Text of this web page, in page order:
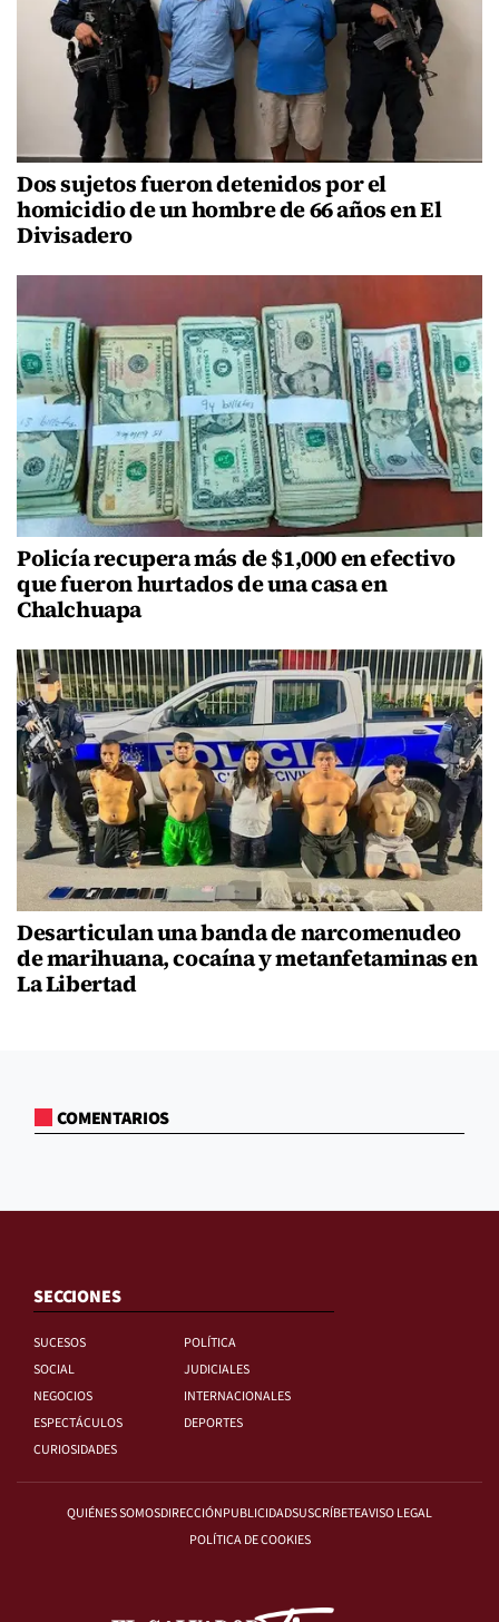
Dos sujetos fueron detenidos por el
homicidio de un hombre de 66 años en El
Divisadero
Policía recupera más de $1,000 en efectivo
que fueron hurtados de una casa en
Chalchuapa
Desarticulan una banda de narcomenudeo
de marihuana, cocaína y metanfetaminas en
La Libertad
COMENTARIOS
SECCIONES
SUCESOS
POLÍTICA
SOCIAL
JUDICIALES
NEGOCIOS
INTERNACIONALES
ESPECTÁCULOS
DEPORTES
CURIOSIDADES
QUIÉNES SOMOSDIRECCIÓNPUBLICIDADSUSCRÍBETEAVISO LEGAL
POLÍTICA DE COOKIES